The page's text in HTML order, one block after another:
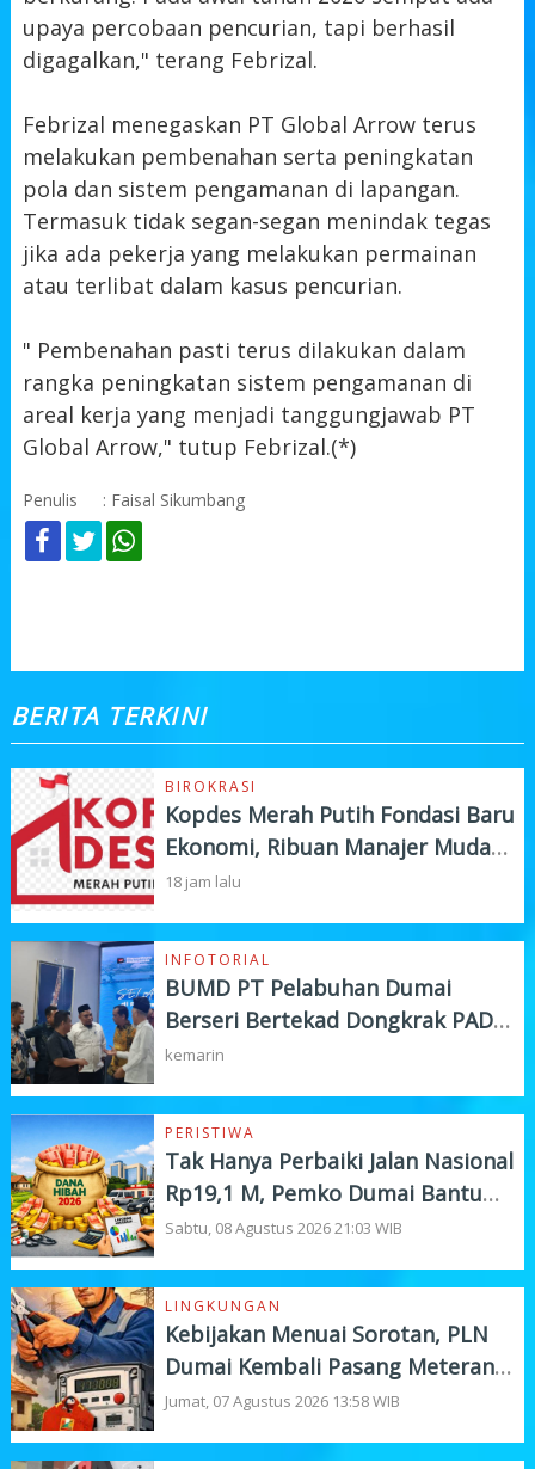
upaya percobaan pencurian, tapi berhasil
digagalkan," terang Febrizal.
Febrizal menegaskan PT Global Arrow terus
melakukan pembenahan serta peningkatan
pola dan sistem pengamanan di lapangan.
Termasuk tidak segan-segan menindak tegas
jika ada pekerja yang melakukan permainan
atau terlibat dalam kasus pencurian.
" Pembenahan pasti terus dilakukan dalam
rangka peningkatan sistem pengamanan di
areal kerja yang menjadi tanggungjawab PT
Global Arrow," tutup Febrizal.(*)
Penulis : Faisal Sikumbang
BERITA TERKINI
BIROKRASI
Kopdes Merah Putih Fondasi Baru
Ekonomi, Ribuan Manajer Muda
Siap Turun Lapangan
18 jam lalu
INFOTORIAL
BUMD PT Pelabuhan Dumai
Berseri Bertekad Dongkrak PAD
dan Investasi
kemarin
PERISTIWA
Tak Hanya Perbaiki Jalan Nasional
Rp19,1 M, Pemko Dumai Bantu
Instansi Vertikal Rp4,5 M
Sabtu, 08 Agustus 2026 21:03 WIB
LINGKUNGAN
Kebijakan Menuai Sorotan, PLN
Dumai Kembali Pasang Meteran
Listrik Pelanggan
Jumat, 07 Agustus 2026 13:58 WIB